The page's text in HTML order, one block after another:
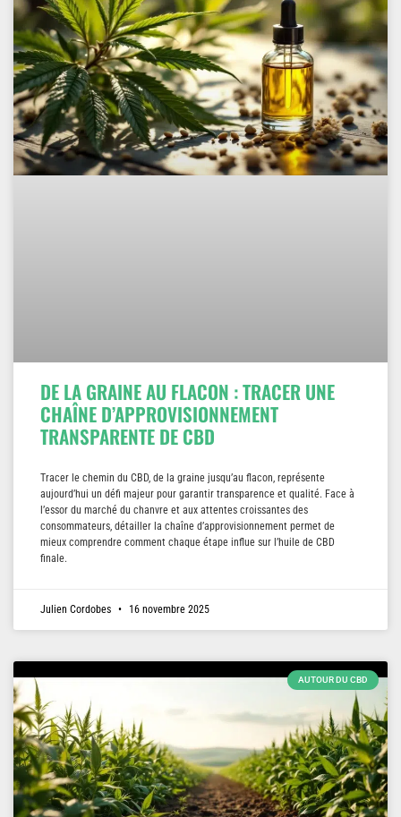
DE LA GRAINE AU FLACON : TRACER UNE
CHAÎNE D’APPROVISIONNEMENT
TRANSPARENTE DE CBD
Tracer le chemin du CBD, de la graine jusqu’au flacon, représente
aujourd’hui un défi majeur pour garantir transparence et qualité. Face à
l’essor du marché du chanvre et aux attentes croissantes des
consommateurs, détailler la chaîne d’approvisionnement permet de
mieux comprendre comment chaque étape influe sur l’huile de CBD
finale.
Julien Cordobes 16 novembre 2025
AUTOUR DU CBD